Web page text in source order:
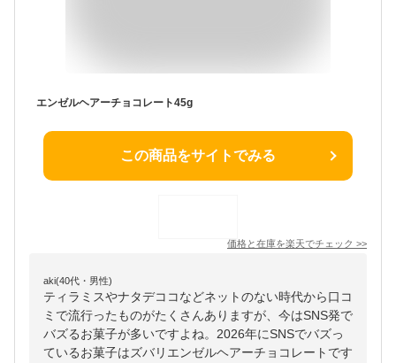
エンゼルヘアーチョコレート45g
この商品をサイトでみる
価格と在庫を楽天でチェック >>
aki(40代・男性)
ティラミスやナタデココなどネットのない時代から口コ
ミで流行ったものがたくさんありますが、今はSNS発で
バズるお菓子が多いですよね。2026年にSNSでバズっ
ているお菓子はズバリエンゼルヘアーチョコレートです